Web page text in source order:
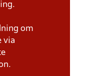
om
via